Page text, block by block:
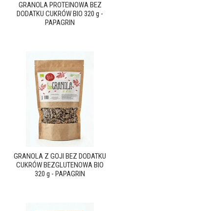
GRANOLA PROTEINOWA BEZ
DODATKU CUKRÓW BIO 320 g -
PAPAGRIN
GRANOLA Z GOJI BEZ DODATKU
CUKRÓW BEZGLUTENOWA BIO
320 g - PAPAGRIN